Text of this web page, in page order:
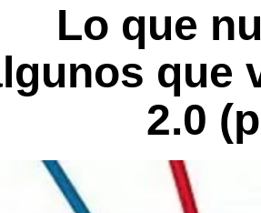
Lo que
que
2.0